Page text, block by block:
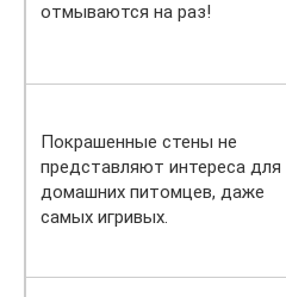
отмываются на раз!
Покрашенные стены не
представляют интереса для
домашних питомцев, даже
самых игривых.